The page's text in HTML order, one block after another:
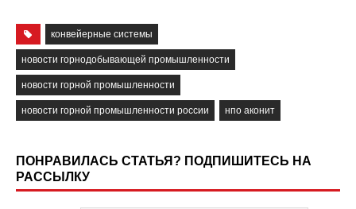
конвейерные системы
новости горнодобывающей промышленности
новости горной промышленности
новости горной промышленности россии нпо аконит
ПОНРАВИЛАСЬ СТАТЬЯ? ПОДПИШИТЕСЬ НА
РАССЫЛКУ